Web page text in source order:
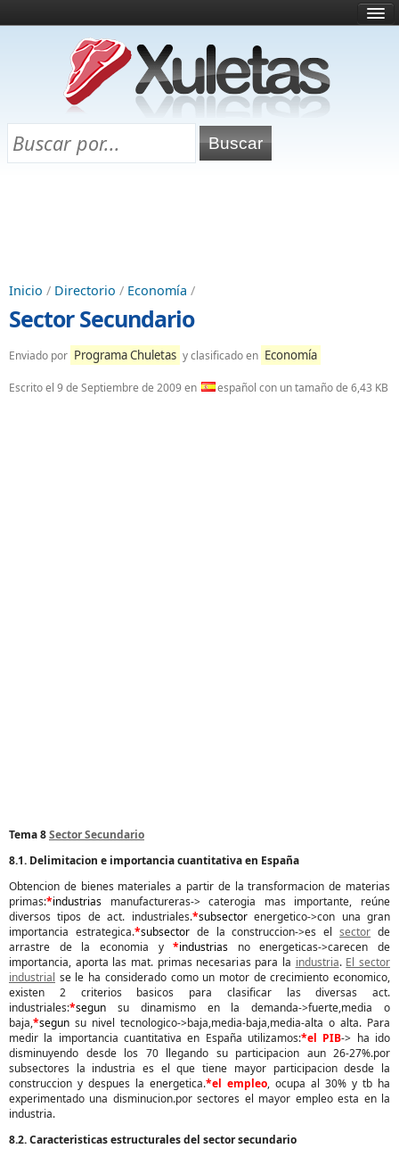
¿Qué es esto?
Directorio
Chuletas para exámenes
Inicio / Directorio / Economía /
Sector Secundario
Enviado por Programa Chuletas y clasificado en Economía
Escrito el 9 de Septiembre de 2009en español con un tamaño de 6,43 KB
Tema 8Sector Secundario
8.1. Delimitacion e importancia cuantitativa en España
Obtencion de bienes materiales a partir de la transformacion de materias
primas:*industrias manufactureras-> caterogia mas importante, reúne
diversos tipos de act. industriales.*subsectorenergetico->con una gran
importancia estrategica.*subsectorde la construccion->es elsector de
arrastre de la economia y*industrias no energeticas->carecen de
importancia, aporta las mat. primas necesarias para la industria. El sector
industrial se le ha considerado como un motor de crecimiento economico,
existen 2 criterios basicos para clasificar las diversas act.
industriales:*segun su dinamismo en la demanda->fuerte,media o
baja,*segun su nivel tecnologico->baja,media-baja,media-alta o alta. Para
medir la importancia cuantitativa en España utilizamos:*el PIB-> ha ido
disminuyendo desde los 70 llegando su participacion aun 26-27%.por
subsectores la industria es el que tiene mayor participacion desde la
construccion y despues la energetica.*el empleo, ocupa al 30% y tb ha
experimentado una disminucion.por sectores el mayor empleo esta en la
industria.
8.2. Caracteristicas estructurales del sector secundario